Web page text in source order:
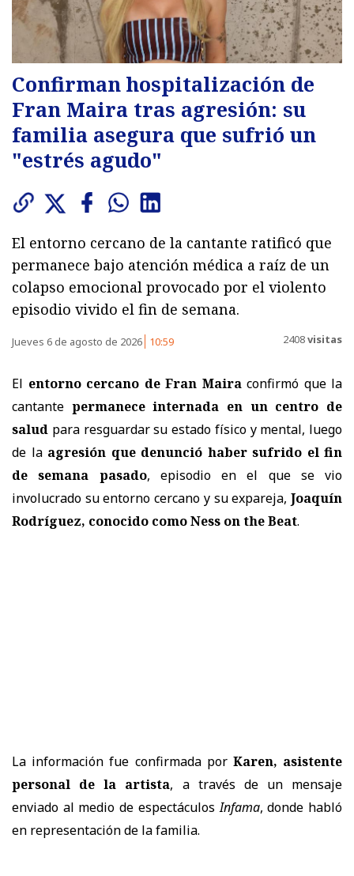
Confirman hospitalización de
Fran Maira tras agresión: su
familia asegura que sufrió un
"estrés agudo"
El entorno cercano de la cantante ratificó que
permanece bajo atención médica a raíz de un
colapso emocional provocado por el violento
episodio vivido el fin de semana.
Jueves 6 de agosto de 2026 10:59 2408visitas
El entorno cercano de Fran Mairaconfirmó que la
cantante permanece internada en un centro de
salud para resguardar su estado físico y mental, luego
de la agresión que denunció haber sufrido el fin
de semana pasado, episodio en el que se vio
involucrado su entorno cercano y su expareja, Joaquín
Rodríguez, conocido como Ness on the Beat.
La información fue confirmada por Karen, asistente
personal de la artista, a través de un mensaje
enviado al medio de espectáculosInfama, donde habló
en representación de la familia.